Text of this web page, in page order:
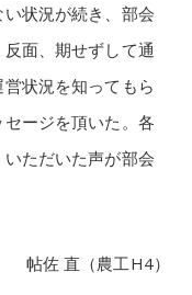
状況が続き、部会
面、期せずして通
状況を知ってもら
ージを頂いた。各
ただいた声が部会
帖佐 直（農工H4）